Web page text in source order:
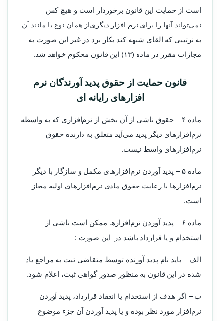
است از حمایت این قانون برخوردار است و هیچ کس
نمی‌تواند آنها را برای نرم افزار دیگری‌از همان نوع یا مانند آن
به ترتیبی که القای شبهه کند بکار برد در غیر این صورت به
مجازات مقرر در ماده (۱۳) این قانون محکوم خواهد شد.
قانون حمایت از حقوق پدید آورندگان نرم
افزارهای رایانه ای
‌ماده ۴ – حقوق ناشی از آن بخش از نرم‌افزاری که به واسطه
نرم‌افزارهای دیگر پدید می‌آید متعلق به دارنده حقوق
نرم‌افزارهای واسط نیست.
‌ماده ۵ – پدید آوردن نرم‌افزارهای مکمل و سازگار با دیگر
نرم‌افزارها با رعایت حقوق مادی نرم‌افزارهای اولیه مجاز
است.
‌ماده ۶ – پدید آوردن نرم‌افزارها ممکن است ناشی از
استخدام و یا قرارداد باشد در این صورت :
‌الف – باید نام پدید آورنده توسط متقاضی ثبت به مراجع یاد
شده در این قانون به منظور صدور گواهی ثبت، اعلام شود.
ب – اگر هدف از استخدام یا انعقاد قرارداد، پدید آوردن
نرم‌افزار مورد نظر بوده و یا پدید آوردن آن جزء موضوع